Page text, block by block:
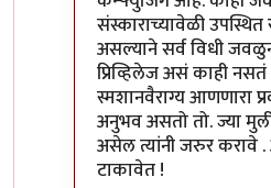
संस्काराच्यावेळी
असल्याने सर्व विधी
प्रिव्हिलेज असं काही
स्मशानवैराग्य आणणारा
अनुभव असतो तो. ज्या
असेल त्यांनी जरुर करावे
टाकावेत !